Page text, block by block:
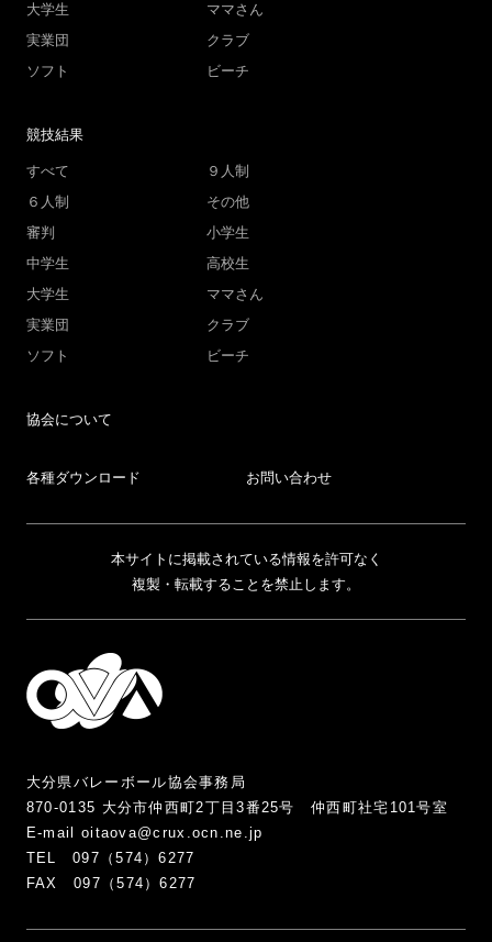
大学生
ママさん
実業団
クラブ
ソフト
ビーチ
競技結果
すべて
９人制
６人制
その他
審判
小学生
中学生
高校生
大学生
ママさん
実業団
クラブ
ソフト
ビーチ
協会について
各種ダウンロード お問い合わせ
本サイトに掲載されている情報を許可なく
複製・転載することを禁止します。
大分県バレーボール協会事務局
870-0135 大分市仲西町2丁目3番25号 仲西町社宅101号室
E-mail oitaova@crux.ocn.ne.jp
TEL 097（574）6277
FAX 097（574）6277